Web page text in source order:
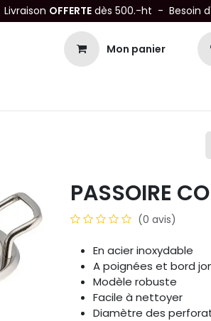
Livraison OFFERTE dès 500.-ht - Besoin
Mon panier
PASSOIRE
(0 avis)
En acier inoxydable
A poignées et bord
Modèle robuste
Facile à nettoyer
Diamètre des